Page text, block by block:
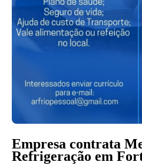
Empresa contrata
Refrigeração em